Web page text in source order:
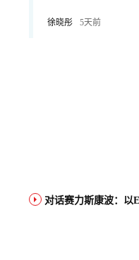
徐晓彤 5天前